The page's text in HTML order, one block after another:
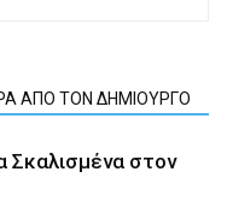
ΑΠΟ ΤΟΝ ΔΗΜΙΟΥΡΓΟ
Σκαλισμένα στον